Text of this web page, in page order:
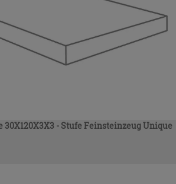
30X120X3X3 - Stufe Feinsteinzeug Unique